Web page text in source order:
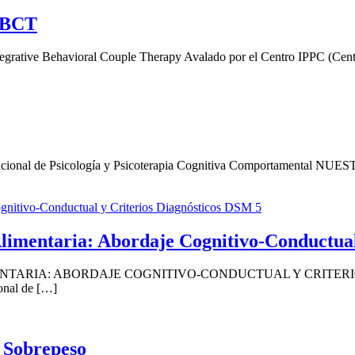
Behavioral Couple Therapy Avalado por el Centro IPPC
de Psicología y Psicoterapia Cognitiva Comportamental
Abordaje Cognitivo-
ABORDAJE COGNITIVO-CONDUCTUAL Y
de […]